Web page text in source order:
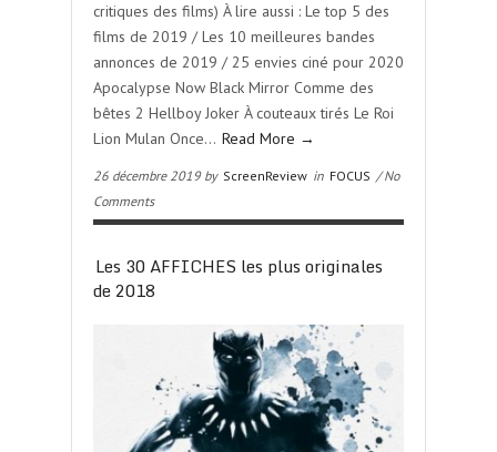
critiques des films) À lire aussi : Le top 5 des
films de 2019 / Les 10 meilleures bandes
annonces de 2019 / 25 envies ciné pour 2020
Apocalypse Now Black Mirror Comme des
bêtes 2 Hellboy Joker À couteaux tirés Le Roi
Lion Mulan Once… Read More →
26 décembre 2019 by ScreenReview in FOCUS / No
Comments
Les 30 AFFICHES les plus originales
de 2018